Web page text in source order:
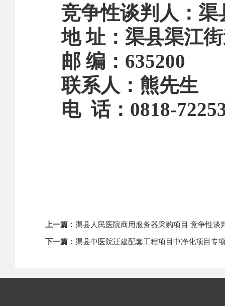
竞争性谈判人： 渠
地 址： 渠县渠江
邮 编： 635200
联系人： 熊先生
电 话： 0818-
上一篇： 渠县人民医院商用服务器采购项目 竞争性谈
下一篇： 渠县中医院迁建配套工程项目中净化项目专